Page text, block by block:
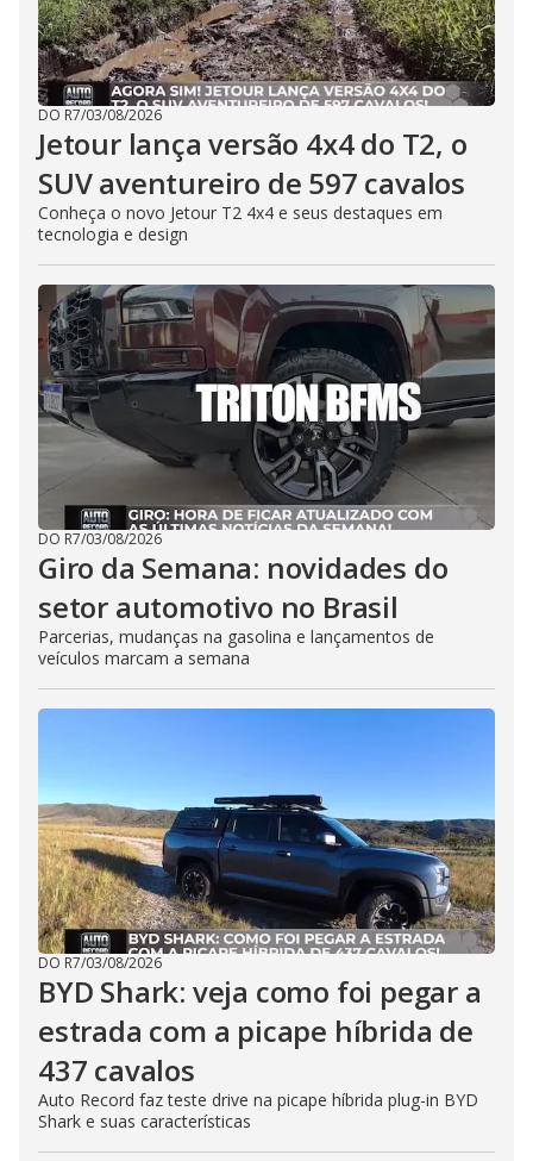
DO R7/03/08/2026
Jetour lança versão 4x4 do T2, o
SUV aventureiro de 597 cavalos
Conheça o novo Jetour T2 4x4 e seus destaques em
tecnologia e design
DO R7/03/08/2026
Giro da Semana: novidades do
setor automotivo no Brasil
Parcerias, mudanças na gasolina e lançamentos de
veículos marcam a semana
DO R7/03/08/2026
BYD Shark: veja como foi pegar a
estrada com a picape híbrida de
437 cavalos
Auto Record faz teste drive na picape híbrida plug-in BYD
Shark e suas características